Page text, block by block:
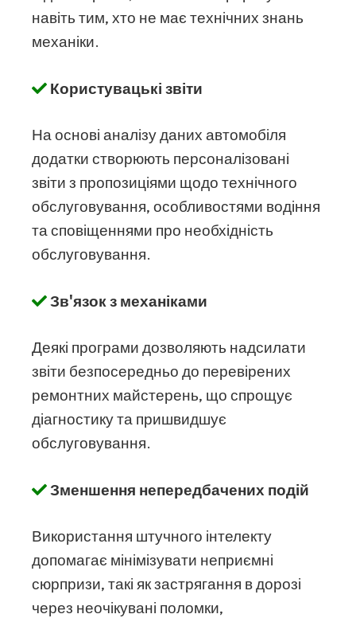
навіть тим, хто не має технічних знань
механіки.
Користувацькі звіти
На основі аналізу даних автомобіля
додатки створюють персоналізовані
звіти з пропозиціями щодо технічного
обслуговування, особливостями водіння
та сповіщеннями про необхідність
обслуговування.
Зв'язок з механіками
Деякі програми дозволяють надсилати
звіти безпосередньо до перевірених
ремонтних майстерень, що спрощує
діагностику та пришвидшує
обслуговування.
Зменшення непередбачених подій
Використання штучного інтелекту
допомагає мінімізувати неприємні
сюрпризи, такі як застрягання в дорозі
через неочікувані поломки,